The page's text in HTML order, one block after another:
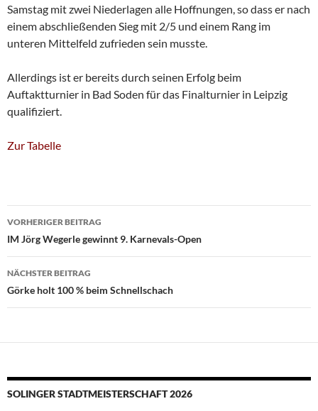
Samstag mit zwei Niederlagen alle Hoffnungen, so dass er nach
einem abschließenden Sieg mit 2/5 und einem Rang im
unteren Mittelfeld zufrieden sein musste.
Allerdings ist er bereits durch seinen Erfolg beim
Auftaktturnier in Bad Soden für das Finalturnier in Leipzig
qualifiziert.
Zur Tabelle
Beitragsnavigation
VORHERIGER BEITRAG
IM Jörg Wegerle gewinnt 9. Karnevals-Open
NÄCHSTER BEITRAG
Görke holt 100 % beim Schnellschach
SOLINGER STADTMEISTERSCHAFT 2026